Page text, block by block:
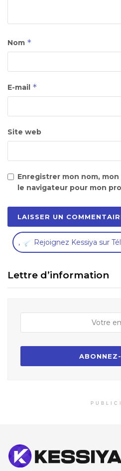
Nom *
E-mail *
Site web
Enregistrer mon nom,
le navigateur pour mon
, Rejoignez Kessiya sur
Lettre d’information